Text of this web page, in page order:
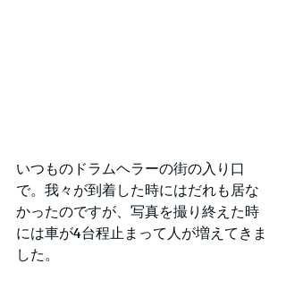
いつものドラムヘラーの街の入り口
で。我々が到着した時にはだれも居な
かったのですが、写真を撮り終えた時
には車が4台程止まって人が増えてきま
した。